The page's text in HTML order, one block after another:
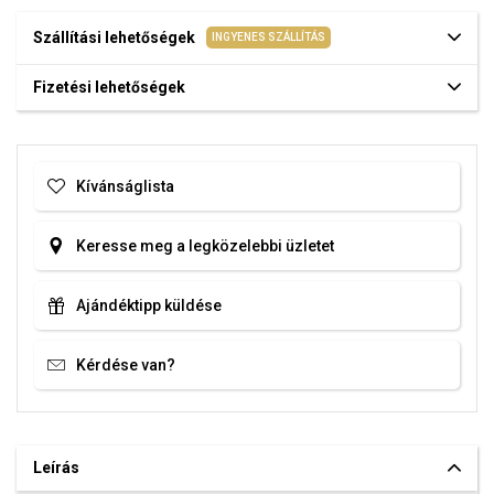
Szállítási lehetőségek INGYENES SZÁLLÍTÁS
Fizetési lehetőségek
Kívánságlista
Keresse meg a legközelebbi üzletet
Ajándéktipp küldése
Kérdése van?
Leírás